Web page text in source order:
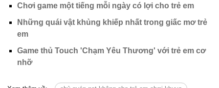
Chơi game một tiếng mỗi ngày có lợi cho trẻ em
Những quái vật khủng khiếp nhất trong giấc mơ trẻ
em
Game thủ Touch 'Chạm Yêu Thương' với trẻ em cơ
nhỡ